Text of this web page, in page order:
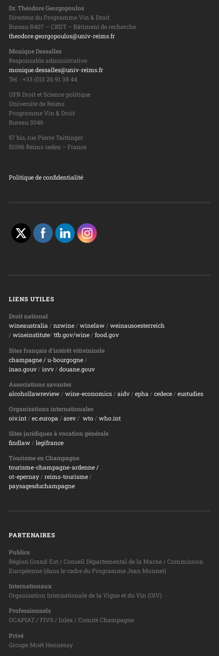
Dr. Théodore Georgopoulos
Directeur du Programme Vin & Droit
Bureau R407 – CRDT – Bâtiment de recherche
theodore.georgopoulos@univ-reims.fr
Monique Dessalles
Responsable administrative
monique.dessalles@univ-reims.fr
Tel. : +33 (0)3 26 91 38 44
UFR Droit et Science politique
Université de Reims
Programme Vin & Droit
Bureau 3046
57 bis, rue Pierre Taittinger
51096 Reims cedex – France
Politique de confidentialité
LIENS UTILES
Droit national
wineaustralia/ nzwine/ winelaw/ weinausoesterreich
/ wineinstitute/ ttb.gov/wine/ food.gov
Sites français d’intérêt vitivinicole
champagne/ u-bourgogne/
inao.gouv/ isvv/ douane.gouv
Associations savantes
alcohollawreview/ wine-economics/ aidv/ epha / cedece/ eustudies
Organisations internationales
oiv.int/ ec.europa / arev/ wto/ who.int
Sites juridiques à vocation générale
findlaw/ legifrance
Tourisme en Champagne
tourisme-champagne-ardenne /
ot-epernay/ reims-tourisme/
paysagesduchampagne
PARTENAIRES
Publics
Région Grand-Est / Conseil Départemental de la Marne / Commission
Européenne (dans le cadre du Programme Jean Monnet)
Internationaux
Organisation Internationale de la Vigne et du Vin (OIV)
Professionnels
OCAPIAT / FIVS / Inlex / Comité Champagne
Privé
Groupe Moët Hennessy